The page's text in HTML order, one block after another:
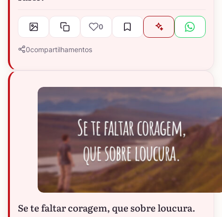
0
0compartilhamentos
Se te faltar coragem, que sobre loucura.